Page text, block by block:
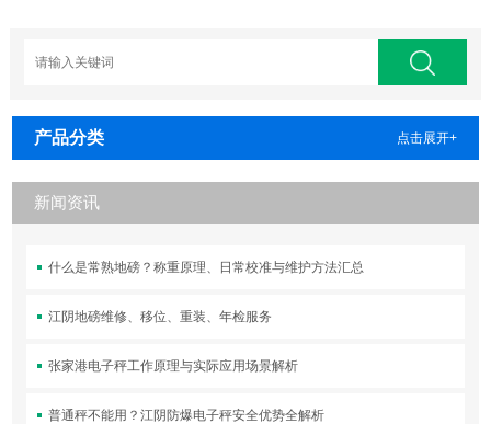
产品分类 点击展开+
新闻资讯
什么是常熟地磅？称重原理、日常校准与维护方法汇总
江阴地磅维修、移位、重装、年检服务
张家港电子秤工作原理与实际应用场景解析
普通秤不能用？江阴防爆电子秤安全优势全解析